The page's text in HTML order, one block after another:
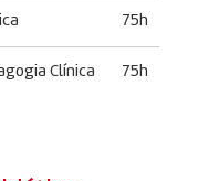
75h
Clínica 75h